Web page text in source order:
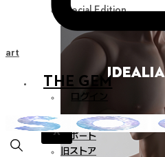
Special Edition
THE GEM
ログイン
X
お知らせ
サポート
旧ストア